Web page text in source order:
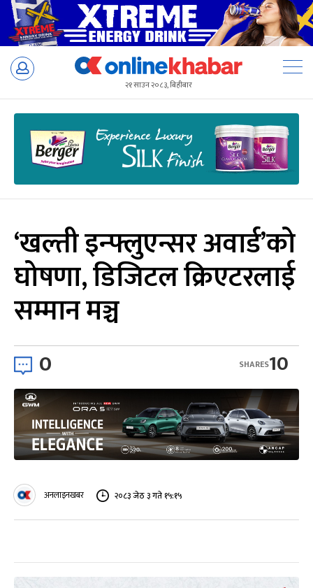
Skip
२१ साउन २०८३, बिहीबार
‘खल्ती इन्फ्लुएन्सर अवार्ड’को
घोषणा, डिजिटल क्रिएटरलाई
सम्मान मञ्च
0 10
SHARES
अनलाइनखबर २०८३ जेठ ३ गते १५:१५